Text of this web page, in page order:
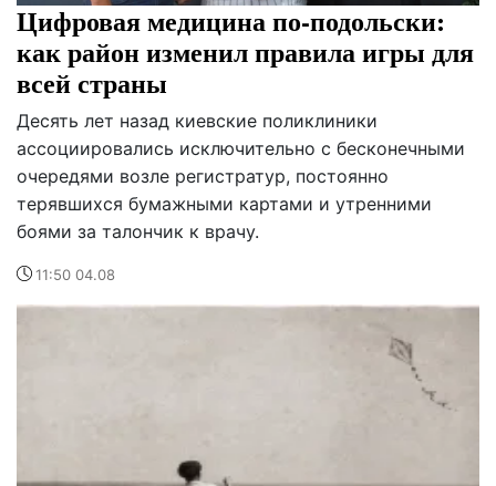
Цифровая медицина по-подольски:
как район изменил правила игры для
всей страны
Десять лет назад киевские поликлиники
ассоциировались исключительно с бесконечными
очередями возле регистратур, постоянно
терявшихся бумажными картами и утренними
боями за талончик к врачу.
11:50 04.08